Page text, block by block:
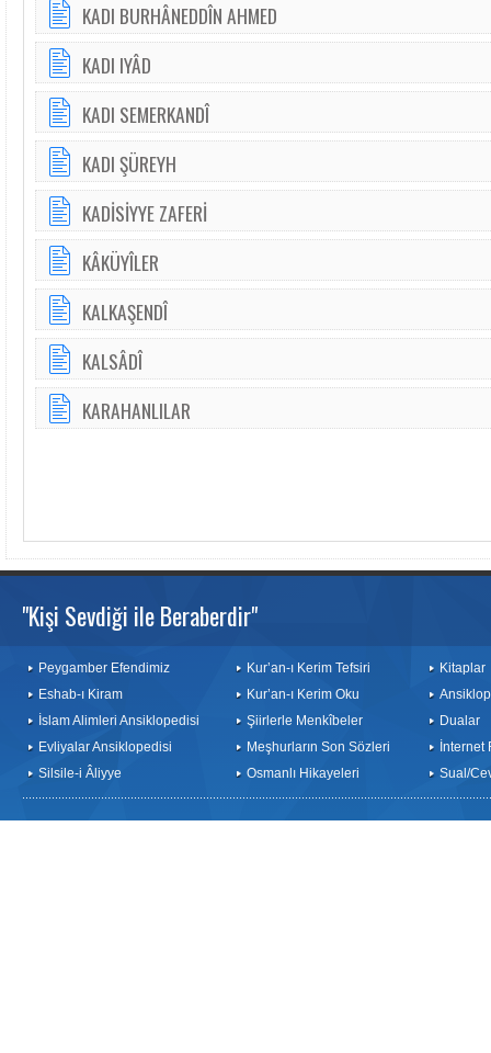
KADI BURHÂNEDDÎN AHMED
KADI IYÂD
KADI SEMERKANDÎ
KADI ŞÜREYH
KADİSİYYE ZAFERİ
KÂKÜYÎLER
KALKAŞENDÎ
KALSÂDÎ
KARAHANLILAR
"Kişi Sevdiği ile Beraberdir"
Peygamber Efendimiz
Eshab-ı Kiram
İslam Alimleri Ansiklopedisi
Evliyalar Ansiklopedisi
Silsile-i Âliyye
Kur’an-ı Kerim Tefsiri
Kur’an-ı Kerim Oku
Şiirlerle Menkîbeler
Meşhurların Son Sözleri
Osmanlı Hikayeleri
Kitaplar
Dualar
İnternet
Sual/